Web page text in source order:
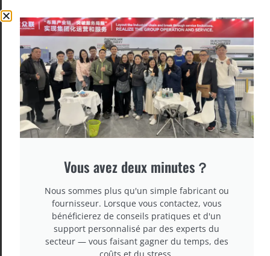
Vous avez deux minutes？
Nous sommes plus qu'un simple fabricant ou
fournisseur. Lorsque vous contactez, vous
bénéficierez de conseils pratiques et d'un
support personnalisé par des experts du
secteur — vous faisant gagner du temps, des